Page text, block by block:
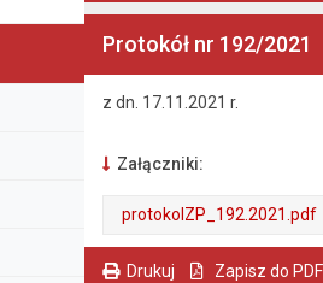
Protokół nr 192/2021
z dn. 17.11.2021 r.
Załączniki:
protokolZP_192.2021.pdf
Drukuj Zapisz do PDF